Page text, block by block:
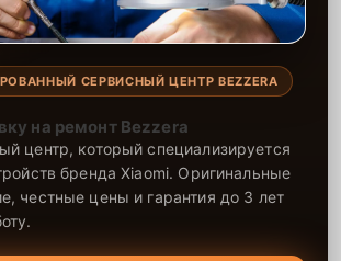
СЕРВИСНЫЙ ЦЕНТР BEZZERA
на ремонт Bezzera
центр, который специализируется
бренда Xiaomi. Оригинальные
честные цены и гарантия до 3 лет